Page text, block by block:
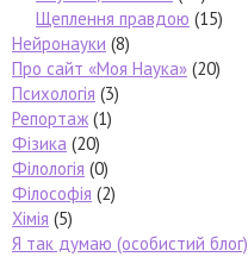
Щеплення правдою (15)
Нейронауки (8)
Про сайт «Моя Наука» (20)
Психологія (3)
Репортаж(1)
Фізика (20)
Філологія (0)
Філософія (2)
Хімія (5)
Я так думаю (особистий блог)